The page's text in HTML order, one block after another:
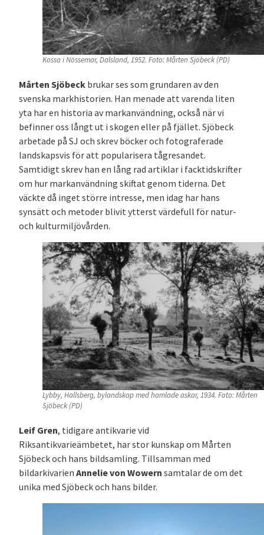
Kossa i Nössemar, Dalsland, 1952. Foto: Mårten Sjöbeck (PD)
Mårten Sjöbeck brukar ses som grundaren av den
svenska markhistorien. Han menade att varenda liten
yta har en historia av markanvändning, också när vi
befinner oss långt ut i skogen eller på fjället. Sjöbeck
arbetade på SJ och skrev böcker och fotograferade
landskapsvis för att popularisera tågresandet.
Samtidigt skrev han en lång rad artiklar i facktidskrifter
om hur markanvändning skiftat genom tiderna. Det
väckte då inget större intresse, men idag har hans
synsätt och metoder blivit ytterst värdefull för natur-
och kulturmiljövården.
Lybby, Hallsberg, bylandskap med hamlade askar, 1934. Foto: Mårten
Sjöbeck (PD)
Leif Gren, tidigare antikvarie vid
Riksantikvarieämbetet, har stor kunskap om Mårten
Sjöbeck och hans bildsamling. Tillsamman med
bildarkivarien Annelie von Wowern samtalar de om det
unika med Sjöbeck och hans bilder.